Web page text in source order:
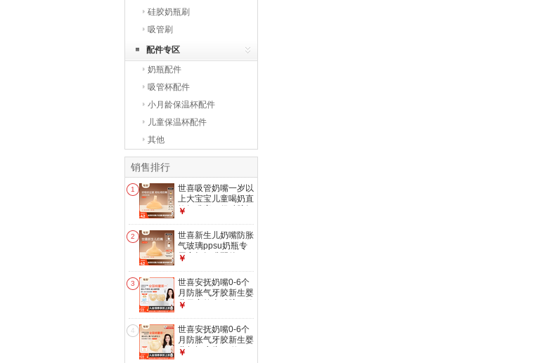
硅胶奶瓶刷
吸管刷
配件专区
奶瓶配件
吸管杯配件
小月龄保温杯配件
儿童保温杯配件
其他
销售排行
1
世喜吸管奶嘴一岁以
上大宝宝儿童喝奶直
饮奶嘴宽口径硅胶奶
（12月+）
￥
2
世喜新生儿奶嘴防胀
气玻璃ppsu奶瓶专
用安抚奶嘴配件0-3
奶嘴 （3-6月）
￥
3
世喜安抚奶嘴0-6个
月防胀气牙胶新生婴
儿日夜款全硅胶口欲
首购】日夜款 （0-6
个月） 2只装
￥
4
世喜安抚奶嘴0-6个
月防胀气牙胶新生婴
儿超轻扁头Air款口
￥